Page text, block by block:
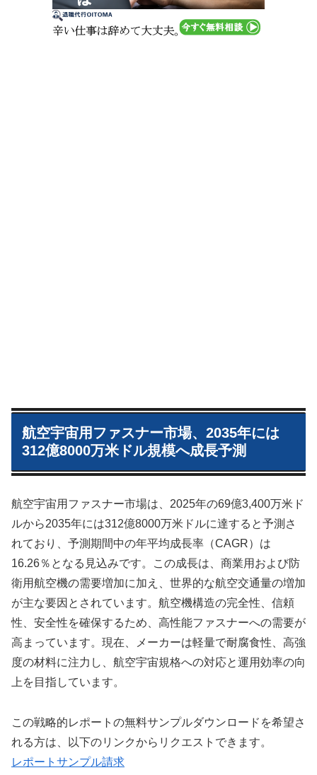
航空宇宙用ファスナー市場、2035年には
312億8000万米ドル規模へ成長予測
航空宇宙用ファスナー市場は、2025年の69億3,400万米ド
ルから2035年には312億8000万米ドルに達すると予測さ
れており、予測期間中の年平均成長率（CAGR）は
16.26％となる見込みです。この成長は、商業用および防
衛用航空機の需要増加に加え、世界的な航空交通量の増加
が主な要因とされています。航空機構造の完全性、信頼
性、安全性を確保するため、高性能ファスナーへの需要が
高まっています。現在、メーカーは軽量で耐腐食性、高強
度の材料に注力し、航空宇宙規格への対応と運用効率の向
上を目指しています。
この戦略的レポートの無料サンプルダウンロードを希望さ
れる方は、以下のリンクからリクエストできます。
レポートサンプル請求